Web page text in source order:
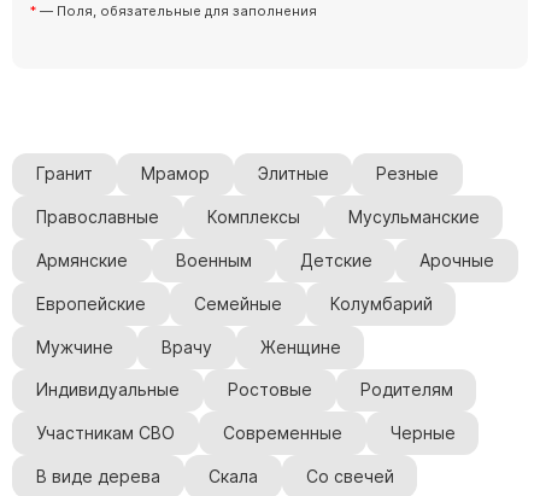
— Поля, обязательные для заполнения
Гранит Мрамор Элитные Резные
Православные Комплексы Мусульманские
Армянские Военным Детские Арочные
Европейские Семейные Колумбарий
Мужчине Врачу Женщине
Индивидуальные Ростовые Родителям
Участникам СВО Современные Черные
В виде дерева Скала Со свечей